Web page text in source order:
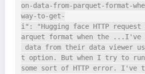
on-data-from-parquet-format-
way-to-get-
i": "Hugging face HTTP request
arquet format when the ...I've
data from their data viewer
t option. But when I try to
some sort of HTTP error. I've